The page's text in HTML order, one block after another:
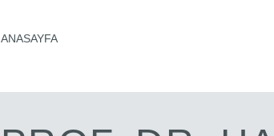
ANASAYFA